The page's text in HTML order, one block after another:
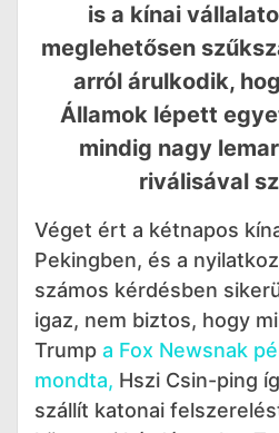
is a kínai
meglehetősen
arról árulkodik,
Államok lépett
mindig nagy
riválisával
Véget ért a kétnapos
Pekingben, és a
számos kérdésben
igaz, nem biztos, hogy
Trump a Fox Newsnak
mondta, Hszi Csin-ping
szállít katonai